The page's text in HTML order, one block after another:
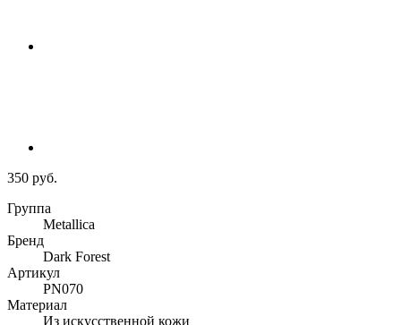
350 руб.
Группа
Metallica
Бренд
Dark Forest
Артикул
PN070
Материал
Из искусственной кожи